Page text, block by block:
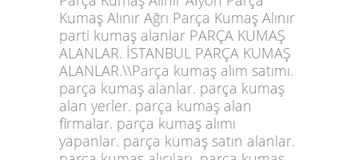
Kumaş Alınır Ağrı Parça Kumaş Alınır
parti kumaş alanlar PARÇA KUMAŞ
ALANLAR. İSTANBUL PARÇA KUMAŞ
ALANLAR.\\Parça kumaş alım satımı.
parça kumaş alanlar. parça kumaş
alan yerler. parça kumaş alan
firmalar. parça kumaş alımı
yapanlar. parça kumaş satın alanlar.